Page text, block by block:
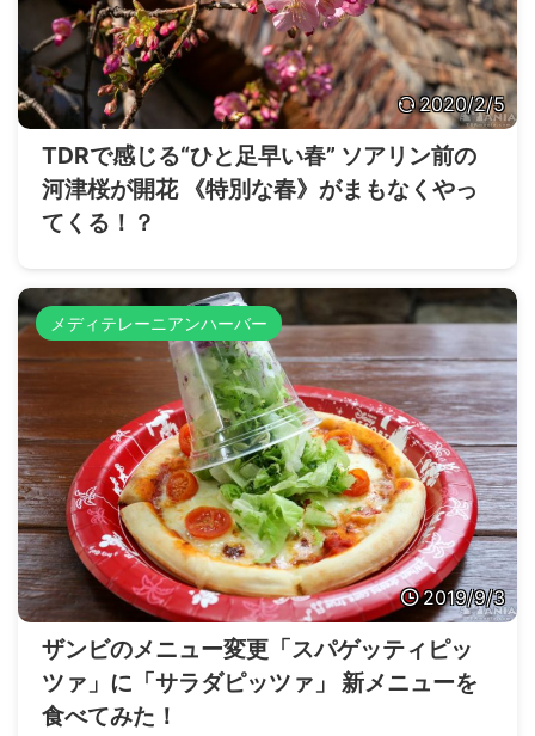
2020/2/5
TDRで感じる“ひと足早い春” ソアリン前の
河津桜が開花 《特別な春》がまもなくやっ
てくる！？
メディテレーニアンハーバー
2019/9/3
ザンビのメニュー変更「スパゲッティピッ
ツァ」に「サラダピッツァ」 新メニューを
食べてみた！